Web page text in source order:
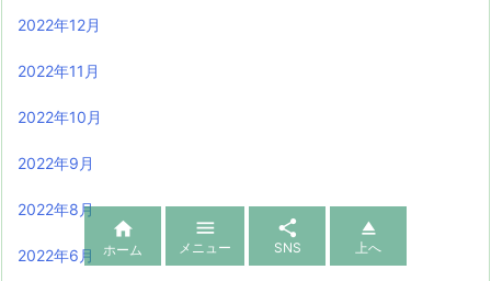
2022年12月
2022年11月
2022年10月
2022年9月
2022年8月
2022年6月

ホーム

メニュー

SNS

上へ